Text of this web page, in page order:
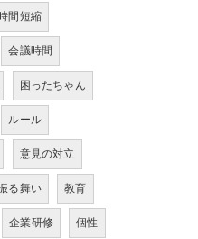
間短縮
会議時間
困ったちゃん
ルール
意見の対立
る舞い 教育
企業研修 個性